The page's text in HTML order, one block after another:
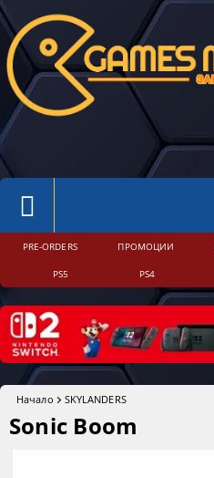
PRE-ORDERS ПРОМОЦИИ
PS5 PS4
Начало SKYLANDERS
Sonic Boom